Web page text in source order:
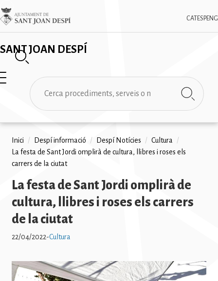
Vés
al
contingut
SANT JOAN DESPÍ
CAT ESPENG
Imatge
✕
Cerca
Fil
d'ariadna
Inici / Despí informació / Despí Notícies / Cultura
/
La festa de Sant Jordi omplirà de cultura, llibres i roses els
carrers de la ciutat
La festa de Sant Jordi omplirà de
cultura, llibres i roses els carrers
de la ciutat
22/04/2022-Cultura
Imatge